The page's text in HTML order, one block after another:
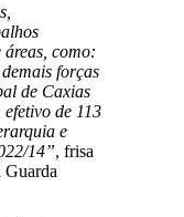
áreas, como:
forças
de Caxias
de 113
e
14”, frisa